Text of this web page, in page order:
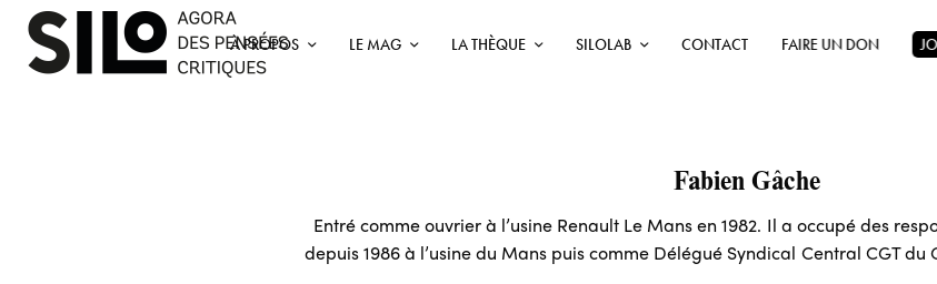
À PROPOS LE MAG LA THÈQUE SILOLAB CONTACT FAIRE UN DON
Fabien Gâche
Entré comme ouvrier à l’usine Renault Le Mans en 1982. Il a occupé des
depuis 1986 à l’usine du Mans puis comme Délégué Syndical Central CGT du